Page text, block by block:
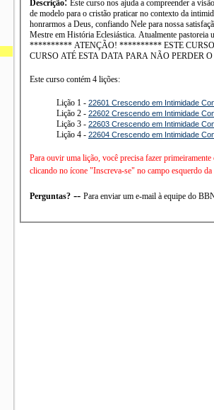
Descrição Este curso nos ajuda a compreender a
de modelo para o cristão praticar no contexto da intimidade conjugal. Essas preciosas lições nos encorajam a buscar
honrarmos a Deus, confiando Nele para nossa satisfação e segurança no contexto do
Mestre em História Eclesiástica. Atualmente pastoreia uma igreja em São Paulo. ********** ATENÇÃO! ********** ATENÇÃO! ********** ATENÇÃO!
********** ATENÇÃO! ********** ESTE CURSO MUDARÁ DE NÚMERO E DIVISÃO A PARTIR DE 8 DE JULHO! ********** COMPLETE O
CURSO ATÉ ESTA DATA PARA NÃO
Este curso contém 4 lições:
Lição 1 - 22601 Crescendo em Intimidade
Lição 2 - 22602 Crescendo em Intimidade
Lição 3 - 22603 Crescendo em Intimidade
Lição 4 - 22604 Crescendo em Intimidade
Para ouvir uma lição, você precisa fazer
clicando no ícone "Inscreva-se" no campo esquerdo da
Perguntas? -- Para enviar um e-mail à equipe do